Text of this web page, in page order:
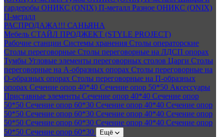
гардеробы ОНИКС (ONIX) П-металл Разное ОНИКС (ONIX)
П-металл
РАСПРОДАЖА!!! САНЬЯНА
Мебель СТАЙЛ ПРОДЖЕКТ (STYLE PROJECT)
Рабочие станции Системы хранения Столы операторские
Столы переговорные Столы переговорные на ЛДСП опорах
Тумбы Угловые элементы переговорных столов Царги Столы
переговорные на А-образных опорах Столы переговорные на
О-образных опорах Столы переговорные на П-образных
опорах Сечение опор 40*40 Сечение опор 50*50 Аксессуары
Приставные элементы Сечение опор 40*40 Сечение опор
50*50 Сечение опор 60*30 Сечение опор 40*40 Сечение опор
50*50 Сечение опор 60*30 Сечение опор 40*40 Сечение опор
50*50 Сечение опор 60*30 Сечение опор 40*40 Сечение опор
50*50 Сечение опор 60*30 Ещё